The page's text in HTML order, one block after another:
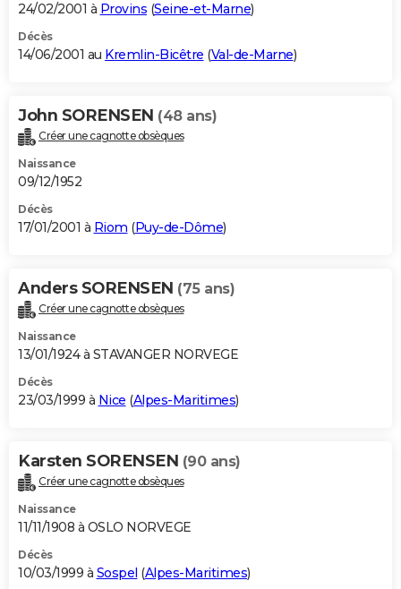
24/02/2001 à Provins (Seine-et-Marne)
Décès
14/06/2001 au Kremlin-Bicêtre (Val-de-Marne)
John SORENSEN (48 ans)
Créer une cagnotte obsèques
Naissance
09/12/1952
Décès
17/01/2001 à Riom (Puy-de-Dôme)
Anders SORENSEN (75 ans)
Créer une cagnotte obsèques
Naissance
13/01/1924 à STAVANGER NORVEGE
Décès
23/03/1999 à Nice (Alpes-Maritimes)
Karsten SORENSEN (90 ans)
Créer une cagnotte obsèques
Naissance
11/11/1908 à OSLO NORVEGE
Décès
10/03/1999 à Sospel (Alpes-Maritimes)